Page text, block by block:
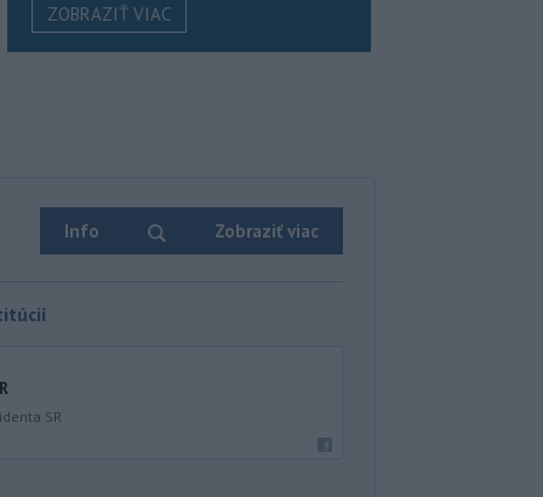
ZOBRAZIŤ VIAC
Info Zobraziť viac
SR